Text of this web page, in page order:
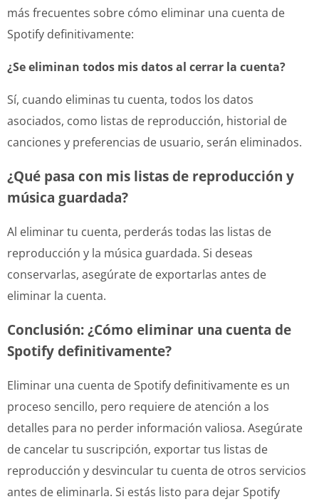
más frecuentes sobre cómo eliminar una cuenta de
Spotify definitivamente:
¿Se eliminan todos mis datos al cerrar la cuenta?
Sí, cuando eliminas tu cuenta, todos los datos
asociados, como listas de reproducción, historial de
canciones y preferencias de usuario, serán eliminados.
¿Qué pasa con mis listas de reproducción y
música guardada?
Al eliminar tu cuenta, perderás todas las listas de
reproducción y la música guardada. Si deseas
conservarlas, asegúrate de exportarlas antes de
eliminar la cuenta.
Conclusión: ¿Cómo eliminar una cuenta de
Spotify definitivamente?
Eliminar una cuenta de Spotify definitivamente es un
proceso sencillo, pero requiere de atención a los
detalles para no perder información valiosa. Asegúrate
de cancelar tu suscripción, exportar tus listas de
reproducción y desvincular tu cuenta de otros servicios
antes de eliminarla. Si estás listo para dejar Spotify